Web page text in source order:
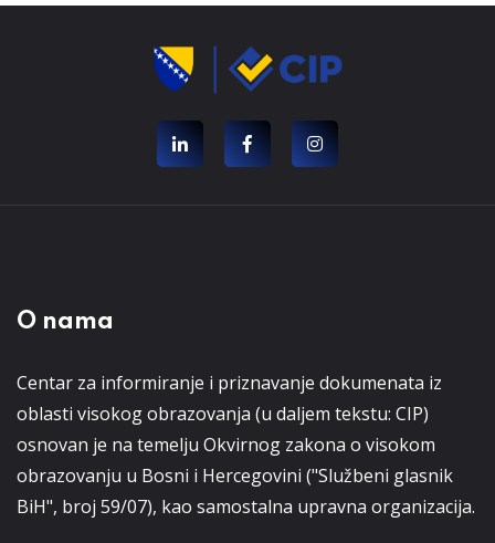
O nama
Centar za informiranje i priznavanje dokumenata iz
oblasti visokog obrazovanja (u daljem tekstu: CIP)
osnovan je na temelju Okvirnog zakona o visokom
obrazovanju u Bosni i Hercegovini ("Službeni glasnik
BiH", broj 59/07), kao samostalna upravna organizacija.